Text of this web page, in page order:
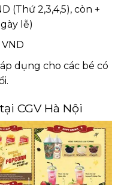
(Thứ 2,3,4,5), còn +
lễ)
VND
dụng cho các bé có
CGV Hà Nội